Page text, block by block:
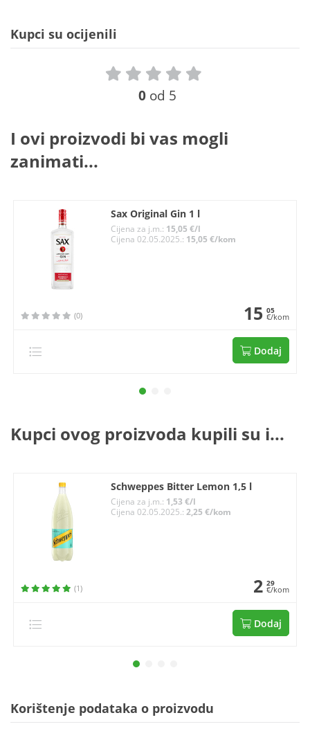
Kupci su ocijenili
0 od 5
I ovi proizvodi bi vas mogli
zanimati...
Sax Original Gin 1 l
Cijena za j.m.: 15,05 €/l
Cijena 02.05.2025.: 15,05 €/kom
(0) 15 05
€/kom
Dodaj
Kupci ovog proizvoda kupili su i...
Schweppes Bitter Lemon 1,5 l
Cijena za j.m.: 1,53 €/l
Cijena 02.05.2025.:2,25 €/kom
(1) 2 29
€/kom
Dodaj
Korištenje podataka o proizvodu